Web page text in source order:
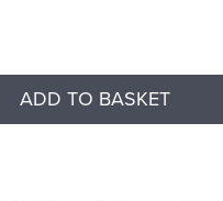
ADD TO BASKET